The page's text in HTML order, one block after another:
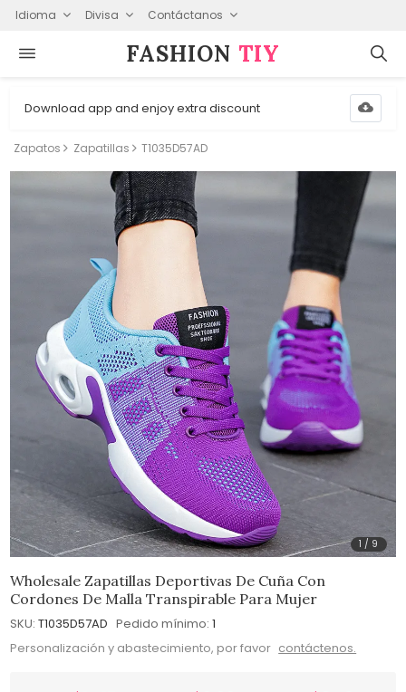
Idioma Divisa Contáctanos
FASHION⁠ TIY
Download app and enjoy extra discount
Zapatos Zapatillas T1035D57AD
1 / 9
Wholesale Zapatillas Deportivas De Cuña Con
Cordones De Malla Transpirable Para Mujer
SKU: T1035D57AD Pedido mínimo: 1
Personalización y abastecimiento, por favor contáctenos.